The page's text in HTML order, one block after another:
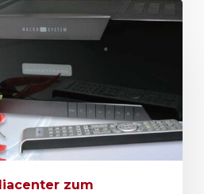
zum